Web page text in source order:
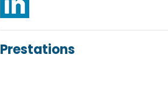
Prestations